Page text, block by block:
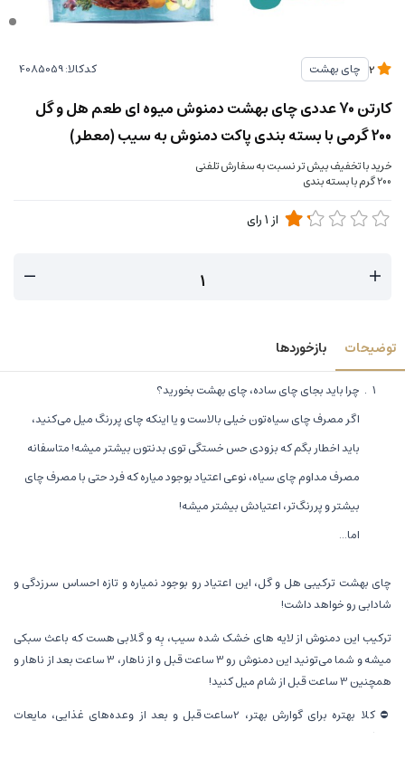
چای بهشت کدکالا:
کارتن 70 عددی چای بهشت دمنوش میوه ای طعم هل و گل
200 گرمی با بسته بندی پاکت دمنوش به سیب (معطر)
خرید با تخفیف بیش تر نسبت به سفارش تلفنی
200 گرم با بسته بندی
از 1رای
توضیحات بازخوردها
چرا باید بجای چای ساده، چای بهشت بخورید؟
اگر مصرف چای سیاه‌تون خیلی بالاست و یا اینکه چای پررنگ میل می‌کنید،
باید اخطار بگم که بزودی حس خستگی توی بدنتون بیشتر میشه! متاسفانه
مصرف مداوم چای سیاه، نوعی اعتیاد بوجود میاره که فرد حتی با مصرف چای
بیشتر و پررنگ‌تر، اعتیادش بیشتر میشه!
اما...
چای بهشت ترکیبی هل و گل، این اعتیاد رو بوجود نمیاره و تازه احساس سرزدگی و
شادابی رو خواهد داشت!
ترکیب این دمنوش از لایه های خشک شده سیب، بِه و گلابی هست که باعث سبکی
میشه و شما می‌تونید این دمنوش رو 3 ساعت قبل و از ناهار، 3 ساعت بعد از ناهار و
همچنین 3 ساعت قبل از شام میل کنید!
⛔ کلا بهتره برای گوارش بهتر، 2ساعت قبل و بعد از وعده‌های غذایی، مایعات
ننوشید!